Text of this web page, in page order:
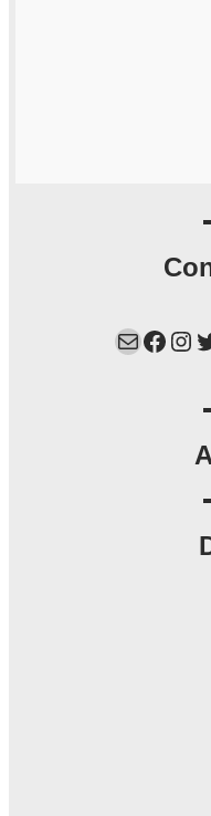
Mail Facebook Instagram Twitter